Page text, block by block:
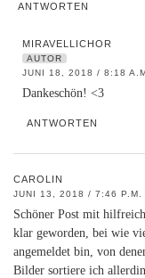
ANTWORTEN
MIRAVELLICHOR
AUTOR
JUNI 18, 2018 / 8:18
Dankeschön! <3
ANTWORTEN
CAROLIN
JUNI 13, 2018 / 7:46 P.M.
Schöner Post mit
klar geworden, bei wie
angemeldet bin, von
Bilder sortiere ich